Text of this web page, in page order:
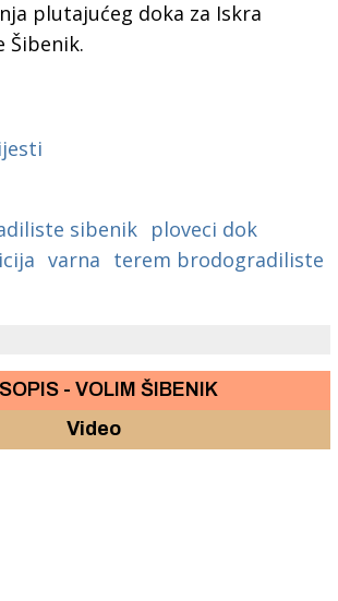
plutajućeg doka za Iskra
Šibenik.
sibenik ploveci dok
varna terem brodogradiliste
- VOLIM ŠIBENIK
Video